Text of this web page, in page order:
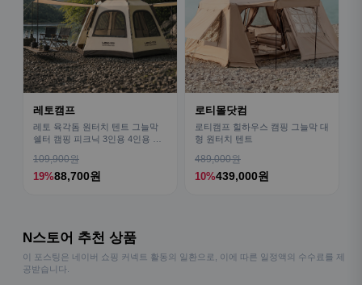
레토캠프
레토 육각돔 원터치 텐트 그늘막
쉘터 캠핑 피크닉 3인용 4인용 패
109,900원
19%88,700원
로티몰닷컴
로티캠프 힐하우스 캠핑 그늘막 대
형 원터치 텐트
489,000원
10%439,000원
N스토어 추천 상품
이 포스팅은 네이버 쇼핑 커넥트 활동의 일환으로, 이에 따른 일정액의 수수료를 제
공받습니다.